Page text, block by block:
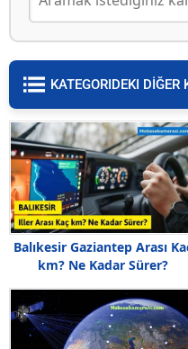
KATEGORIDEKI DİĞER
Balıkesir Gaziantep Arası
km? Ne Kadar Sürer?